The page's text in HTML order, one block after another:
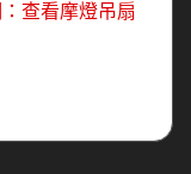
查看摩燈吊扇